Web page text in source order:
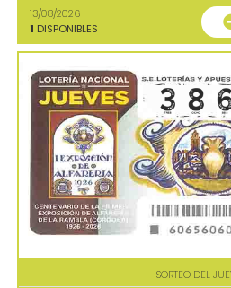
13/08/2026
1 DISPONIBLES
SORTEO DEL